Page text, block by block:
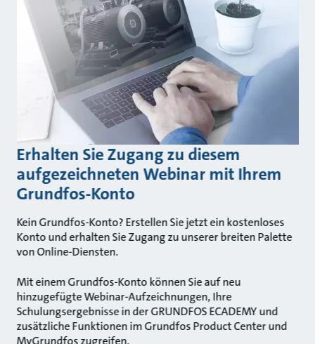
Erhalten Sie Zugang zu diesem
aufgezeichneten Webinar mit Ihrem
Grundfos-Konto
Kein Grundfos-Konto? Erstellen Sie jetzt ein kostenloses
Konto und erhalten Sie Zugang zu unserer breiten Palette
von Online-Diensten.
Mit einem Grundfos-Konto können Sie auf neu
hinzugefügte Webinar-Aufzeichnungen, Ihre
Schulungsergebnisse in der GRUNDFOS ECADEMY und
zusätzliche Funktionen im Grundfos Product Center und
MyGrundfos zugreifen.